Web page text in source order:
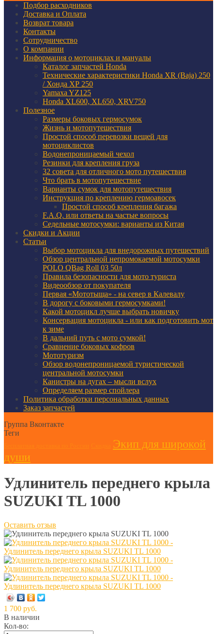
Подбор расходников
Доставка и Оплата
Возврат товара
Контакты
Сотрудничество
О компании
Информация о мотоциклах и мануалы
Каталог запчастей Honda
Технические характеристики Honda XR (Baja) 250
/ Хонда ХР 250
Yamaxa YZ125
Honda XL600, XL650, XRV750
Полезное
Размеры боковых гермосумок
Жизнь и мотопутешествия
Простой способ перевозки вещей для
мотоциклистов
Водонепроницаемый чехол
Резинки для крепления груза
32 совета для отличного мото путешествия
Что брать в мотопутешествие
Варианты сумок для мотопутешествия
Инструкция по креплению гермоавосек
Простой способ крепления багажа
F.A.Q. или ответы на частые вопросы
Седельные мотосумки: варианты из Китая
Скидки и Акции
Статьи
Выбор мотоцикла для внедорожных путешествий
Обзор центральной непромокаемой мотосумки
POLO QBag Roll 03 50л
Правила безопасности для мото туриста
Видеообзор от покупателя
Первая «Мототыща» - на север в Калевалу
В дорогу с боковыми гермосумками!
Какой мотоцикл лучше выбрать новичку
Консервация мотоцикла - или как подготовить мот
к зиме
В дальний путь с мото сумкой!
Сравнение боковых кофров
Мототуризм
Обзор водонепроницаемой туристической
центральной мотосумки
Канистры на дугах – мысли вслух
Определяем размер спойлера
Политика обработки персональных данных
Заказ запчастей
Группа Вконтакте
Теги
Экип для широкой
души
Удлинитель переднего крыла
SUZUKI TL 1000
Оставить отзыв
1 700 руб.
В наличии
Кол-во: